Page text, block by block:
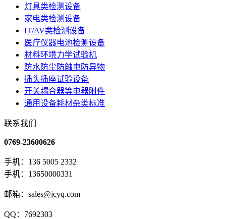
灯具类检测设备
家电类检测设备
IT/AV类检测设备
医疗仪器电池检测设备
材料环境力学试验机
防水防尘防触电防异物
插头插座试验设备
开关耦合器等电器附件
通用设备耗材杂类标准
联系我们
0769-23600626
手机：136 5005 2332
手机：13650000331
邮箱：sales@jcyq.com
QQ：7692303